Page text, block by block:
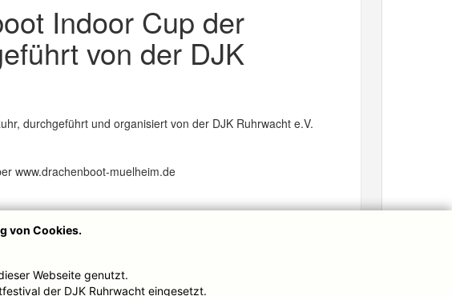
Indoor Cup der
von der DJK
durchgeführt und organisiert von der DJK Ruhrwacht e.V.
www.drachenboot-muelheim.de
von Cookies.
Webseite genutzt.
der DJK Ruhrwacht eingesetzt.